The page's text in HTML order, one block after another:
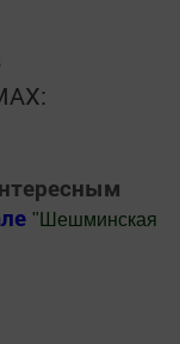
" Шешминская